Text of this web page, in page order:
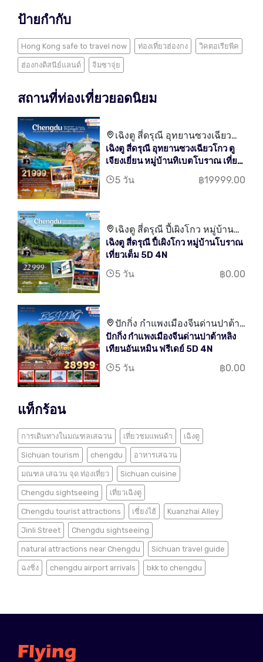
ป้ายกำกับ
Hong Kong safe to travel now ท่องเที่ยวฮ่องกง วิคตอเรียพีค
ฮ่องกงดิสนีย์แลนด์ จิมซาจุ่ย
สถานที่ท่องเที่ยวยอดนิยม
เฉิงตู สี่ดรุณี อุทยานซวงเฉียว
โกว ตูเจียงเยี่ยน หมู่บ้านทิเบต
โบราณ
เฉิงตู สี่ดรุณี อุทยานซวงเฉียวโกว ตู
เจียงเยี่ยน หมู่บ้านทิเบตโบราณ เที่ยว
เต็ม 5D 4N
5 วัน ฿19999.00
เฉิงตู สี่ดรุณี ปี้เผิงโกว หมู่บ้าน
โบราณ เที่ยวเต็ม
เฉิงตู สี่ดรุณี ปี้เผิงโกว หมู่บ้านโบราณ
เที่ยวเต็ม 5D 4N
5 วัน ฿0.00
ปักกิ่ง กำแพงเมืองจีนด่านปาต้า
หลิง เทียนอันเหมิน
ปักกิ่ง กำแพงเมืองจีนด่านปาต้าหลิง
เทียนอันเหมิน ฟรีเดย์ 5D 4N
5 วัน ฿0.00
แท็กร้อน
การเดินทางในมณฑลเสฉวน เที่ยวชมแพนด้า เฉิงตู
Sichuan tourism chengdu อาหารเสฉวน
มณฑล เสฉวน จุด ท่องเที่ยว Sichuan cuisine
Chengdu sightseeing เที่ยวเฉิงตู
Chengdu tourist attractions เซี่ยงไฮ้ Kuanzhai Alley
Jinli Street Chengdu sightseeing
natural attractions near Chengdu Sichuan travel guide
ฉงชิ่ง chengdu airport arrivals bkk to chengdu